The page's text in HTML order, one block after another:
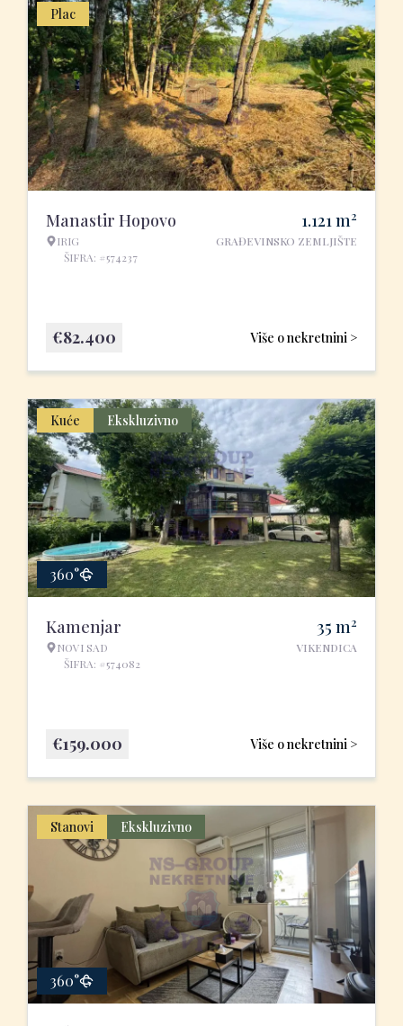
Plac
Manastir Hopovo
IRIG
ŠIFRA: #574237
1.121m2
GRAĐEVINSKO ZEMLJIŠTE
Više o nekretnini >
€82.400
Kuće Ekskluzivno
360°
Kamenjar
NOVI SAD
ŠIFRA: #574082
35 m2
VIKENDICA
Više o nekretnini >
€159.000
Stanovi Ekskluzivno
360°